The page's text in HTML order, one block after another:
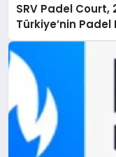
SRV Padel
Türkiye’nin